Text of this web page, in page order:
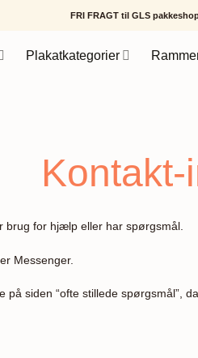
FRI FRAGT til GLS
Plakatkategorier
Kontakt-
brug for hjælp eller har spørgsmål.
Messenger.
siden “ofte stillede spørgsmål”,